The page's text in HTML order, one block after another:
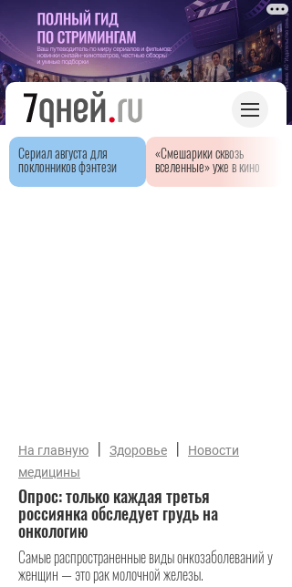
Сериал августа для
поклонников фэнтези
«Смешарики сквозь
вселенные» уже в кино
На главную | Здоровье |
Новости
медицины
Опрос: только каждая третья
россиянка обследует грудь на
онкологию
Самые распространенные виды онкозаболеваний у
женщин — это рак молочной железы.